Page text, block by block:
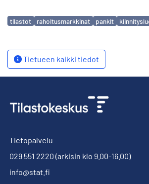
Avainsanat
tilastot rahoitusmarkkinat pankit
Tietueen kaikki tiedot
Tietopalvelu
029 551 2220 (arkisin klo 9.00-16.00)
info@stat.fi